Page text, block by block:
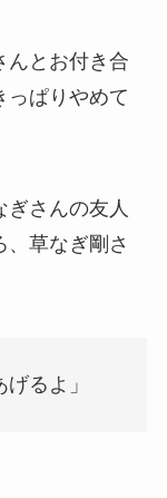
んとお付き合
っぱりやめて
ぎさんの友人
草なぎ剛さ
るよ」